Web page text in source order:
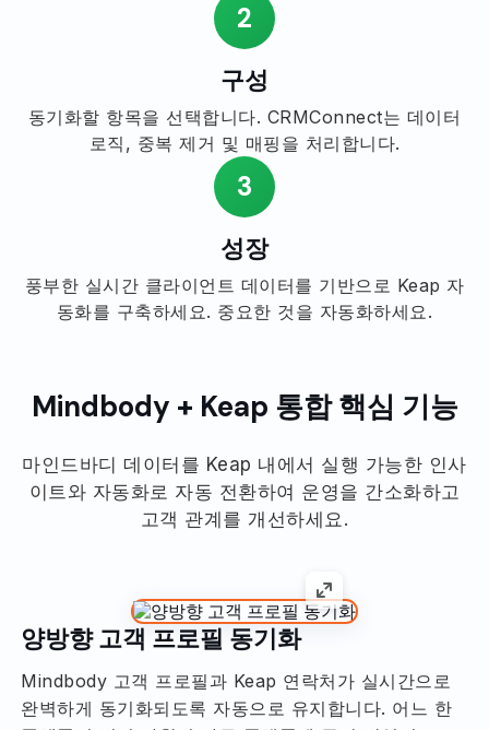
2
구성
동기화할 항목을 선택합니다. CRMConnect는 데이터
로직, 중복 제거 및 매핑을 처리합니다.
3
성장
풍부한 실시간 클라이언트 데이터를 기반으로 Keap 자
동화를 구축하세요. 중요한 것을 자동화하세요.
Mindbody + Keap 통합 핵심 기능
마인드바디 데이터를 Keap 내에서 실행 가능한 인사
이트와 자동화로 자동 전환하여 운영을 간소화하고
고객 관계를 개선하세요.
양방향 고객 프로필 동기화
Mindbody 고객 프로필과 Keap 연락처가 실시간으로
완벽하게 동기화되도록 자동으로 유지합니다. 어느 한